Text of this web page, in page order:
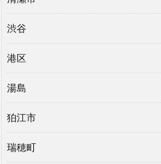
渋谷
港区
湯島
狛江市
瑞穂町